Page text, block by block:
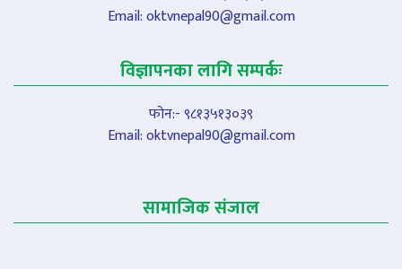
Email:oktvnepal90@gmail.com
विज्ञापनका लागि सम्पर्कः
फोन:- ९८१३५१३०३९
Email:oktvnepal90@gmail.com
सामाजिक संजाल